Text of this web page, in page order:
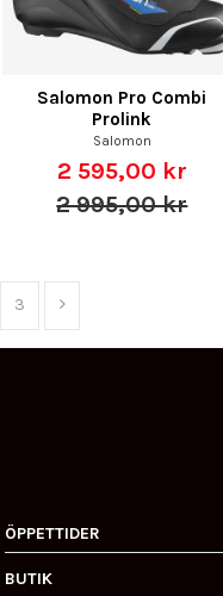
Salomon Pro Combi
Prolink
Salomon
2 595,00 kr
2 995,00 kr
3
ÖPPETTIDER
BUTIK